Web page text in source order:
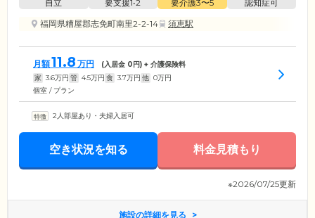
自立 要支援1•2 要介護3〜5
認知症可
福岡県糟屋郡志免町南里2-2-14
須恵駅
月額11.8 万円 (入居金 0円) + 介護保険料
家 3.6万円 管 4.5万円 食 3.7万円 他 0万円
個室 / プラン
2人部屋あり・夫婦入居可
空き状況を知る 料金見積もり
※2026/07/25更新
施設の詳細を見る